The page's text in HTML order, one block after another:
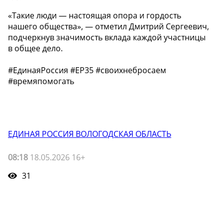
«Такие люди — настоящая опора и гордость
нашего общества», — отметил Дмитрий Сергеевич,
подчеркнув значимость вклада каждой участницы
в общее дело.
#ЕдинаяРоссия #ЕР35 #своихнебросаем
#времяпомогать
ЕДИНАЯ РОССИЯ ВОЛОГОДСКАЯ ОБЛАСТЬ
08:18 18.05.2026 16+
31